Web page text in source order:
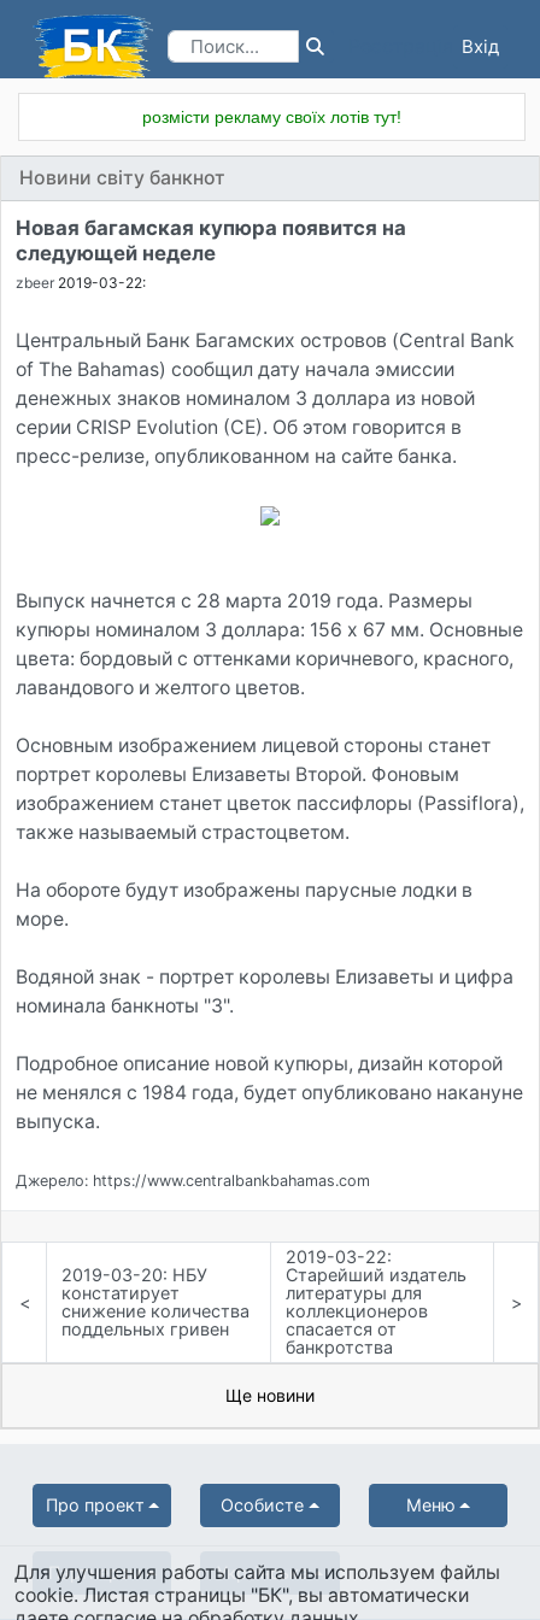
Вхід
розмісти рекламу своїх лотів тут!
Новини світу банкнот
Новая багамская купюра появится на
следующей неделе
zbeer 2019-03-22:
Центральный Банк Багамских островов (Central Bank
of The Bahamas) сообщил дату начала эмиссии
денежных знаков номиналом 3 доллара из новой
серии CRISP Evolution (CE). Об этом говорится в
пресс-релизе, опубликованном на сайте банка.
Выпуск начнется с 28 марта 2019 года. Размеры
купюры номиналом 3 доллара: 156 х 67 мм. Основные
цвета: бордовый с оттенками коричневого, красного,
лавандового и желтого цветов.
Основным изображением лицевой стороны станет
портрет королевы Елизаветы Второй. Фоновым
изображением станет цветок пассифлоры (Passiflora),
также называемый страстоцветом.
На обороте будут изображены парусные лодки в
море.
Водяной знак - портрет королевы Елизаветы и цифра
номинала банкноты "3".
Подробное описание новой купюры, дизайн которой
не менялся с 1984 года, будет опубликовано накануне
выпуска.
Джерело: https://www.centralbankbahamas.com
<
2019-03-20: НБУ
констатирует
снижение количества
поддельных гривен
2019-03-22:
Старейший издатель
литературы для
коллекционеров
спасается от
банкротства
>
Ще новини
Про проект Особисте Меню
Партнерам Українська
Для улучшения работы сайта мы используем файлы
cookie. Листая страницы "БК", вы автоматически